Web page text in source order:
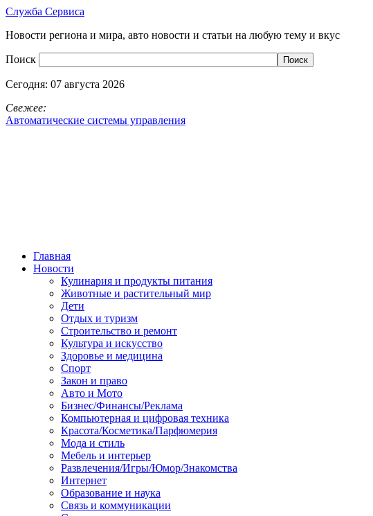
Служба Сервиса
Новости региона и мира, авто новости и статьи на любую тему и вкус
Поиск
Сегодня: 07 августа 2026
Свежее:
Автоматические системы управления
Главная
Новости
Кулинария и продукты питания
Животные и растительный мир
Дети
Отдых и туризм
Строительство и ремонт
Культура и искусство
Здоровье и медицина
Спорт
Закон и право
Авто и Мото
Бизнес/Финансы/Реклама
Компьютерная и цифровая техника
Красота/Косметика/Парфюмерия
Мода и стиль
Мебель и интерьер
Развлечения/Игры/Юмор/Знакомства
Интернет
Образование и наука
Связь и коммуникации